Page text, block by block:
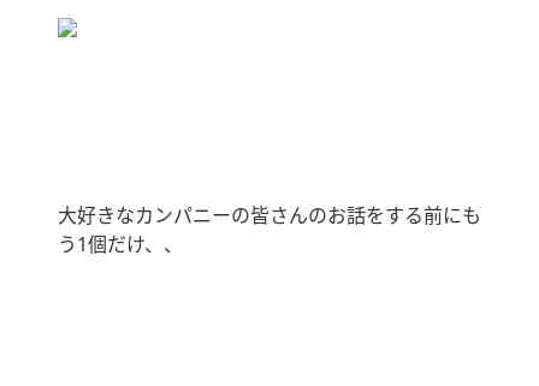
大好きなカンパニーの皆さんのお話をする前にも
う1個だけ、、